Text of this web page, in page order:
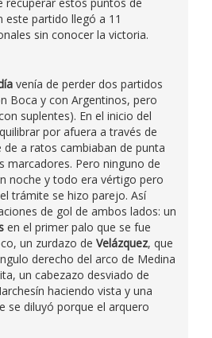
este partido llegó a 11
sin conocer la victoria.
venía de perder dos partidos
Boca y con Argentinos, pero
suplentes). En el inicio del
por afuera a través de
de a ratos cambiaban de punta
marcadores. Pero ninguno de
noche y todo era vértigo pero
trámite se hizo parejo. Así
de gol de ambos lados: un
en el primer palo que se fue
un zurdazo de Velázquez, que
derecho del arco de Medina
un cabezazo desviado de
haciendo vista y una
se diluyó porque el arquero